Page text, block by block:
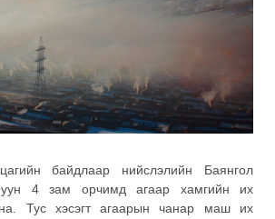
байдлаар нийслэлийн Баянгол
4 зам орчимд агаар хамгийн их
Тус хэсэгт агаарын чанар маш их